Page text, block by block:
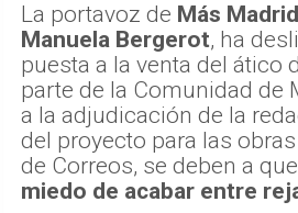
La portavoz de Más Madrid
Manuela Bergerot, ha
puesta a la venta del ático
parte de la Comunidad de
a la adjudicación de la
del proyecto para las
de Correos, se deben a que
miedo de acabar entre